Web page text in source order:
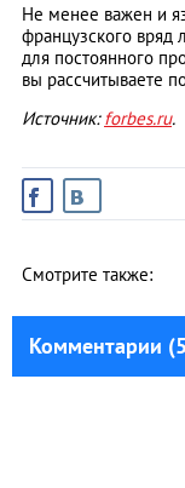
Не менее важен и
французского вряд
для постоянного
вы рассчитываете
Источник:forbes.ru.
Смотрите также:
Комментарии